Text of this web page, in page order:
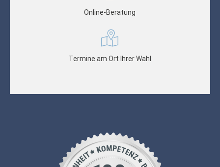
Online-Beratung
Termine am Ort Ihrer Wahl